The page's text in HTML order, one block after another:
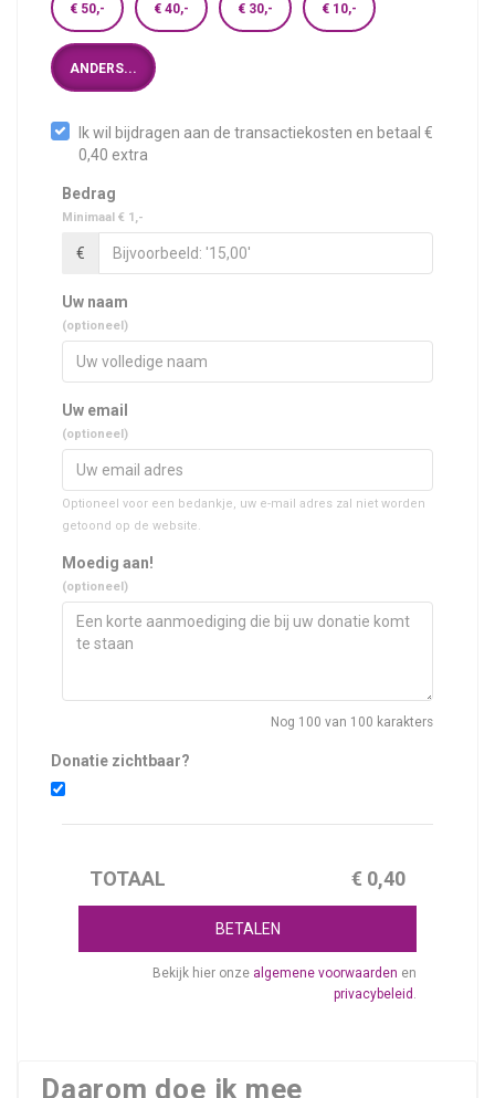
€ 50,- € 40,- € 30,- € 10,-
ANDERS...
Ik wil bijdragen aan de transactiekosten en betaal €
0,40 extra
Bedrag
Minimaal € 1,-
€
Uw naam
(optioneel)
Uw email
(optioneel)
Optioneel voor een bedankje, uw e-mail adres zal niet worden
getoond op de website.
Moedig aan!
(optioneel)
Nog 100 van 100 karakters
Donatie zichtbaar?
TOTAAL € 0,40
BETALEN
Bekijk hier onze algemene voorwaarden en
privacybeleid .
Daarom doe ik mee